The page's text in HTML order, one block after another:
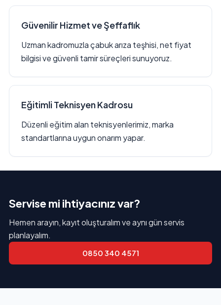
Güvenilir Hizmet ve Şeffaflık
Uzman kadromuzla çabuk arıza teşhisi, net fiyat
bilgisi ve güvenli tamir süreçleri sunuyoruz.
Eğitimli Teknisyen Kadrosu
Düzenli eğitim alan teknisyenlerimiz, marka
standartlarına uygun onarım yapar.
Servise mi ihtiyacınız var?
Hemen arayın, kayıt oluşturalım ve aynı gün servis
planlayalım.
0850 340 4571